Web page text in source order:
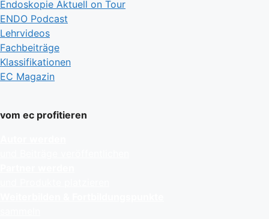
Endoskopie Aktuell on Tour
ENDO Podcast
Lehrvideos
Fachbeiträge
Klassifikationen
EC Magazin
vom ec profitieren